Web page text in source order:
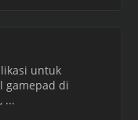
untuk
gamepad di
...